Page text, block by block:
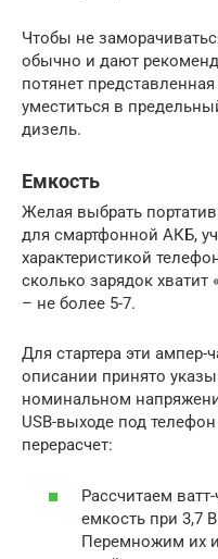
Чтобы не
обычно и дают
потянет
уместиться в
дизель.
Емкость
Желая выбрать
для смартфонной АКБ,
характеристикой
сколько зарядок хватит
– не более 5-7.
Для стартера эти
описании принято
номинальном
USB-выходе под
перерасчет:
Рассчитаем
емкость при 3,7
Перемножим их